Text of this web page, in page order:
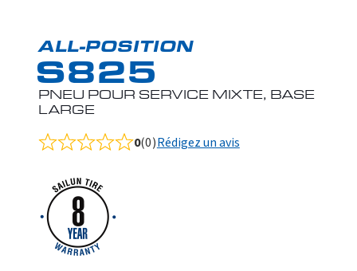
ALL-POSITION
S825
PNEU POUR SERVICE MIXTE, BASE
LARGE
Rated
out
of
0(0)Rédigez un avis